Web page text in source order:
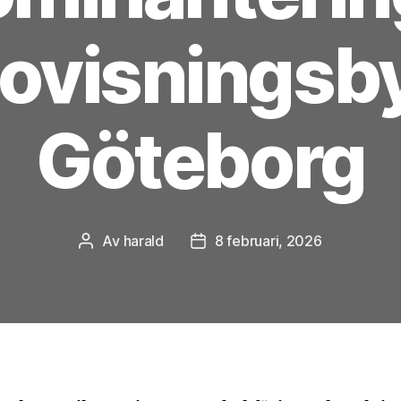
Göteborg
Inläggsförfattare
Av harald Inläggsdatum
8 februari, 2026